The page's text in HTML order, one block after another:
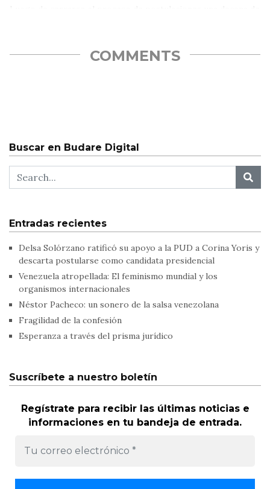
COMMENTS
Buscar en Budare Digital
Entradas recientes
Delsa Solórzano ratificó su apoyo a la PUD a Corina Yoris y
descarta postularse como candidata presidencial
Venezuela atropellada: El feminismo mundial y los
organismos internacionales
Néstor Pacheco: un sonero de la salsa venezolana
Fragilidad de la confesión
Esperanza a través del prisma jurídico
Suscríbete a nuestro boletín
Regístrate para recibir las últimas noticias e
informaciones en tu bandeja de entrada.